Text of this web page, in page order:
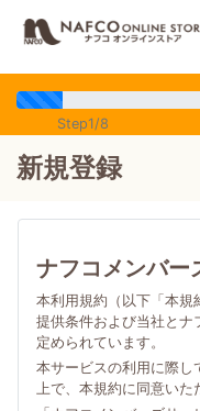
Step1/8
新規登録
ナフコメンバー
本利用規約（以下「本規
提供条件および当社とナ
定められています。
本サービスの利用に際し
上で、本規約に同意いた